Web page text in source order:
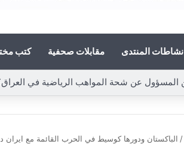
نشاطات المنتدى مقابلات صحفية كتب
/ الباكستان ودورها كوسيط في الحرب القائمة مع ايران